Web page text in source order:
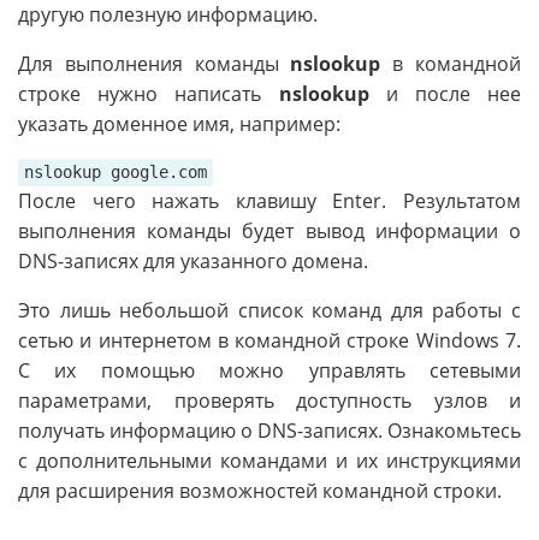
другую полезную информацию.
Для выполнения команды nslookup в командной
строке нужно написать nslookupи после нее
указать доменное имя, например:
nslookup google.com
После чего нажать клавишу Enter. Результатом
выполнения команды будет вывод информации о
DNS-записях для указанного домена.
Это лишь небольшой список команд для работы с
сетью и интернетом в командной строке Windows 7.
С их помощью можно управлять сетевыми
параметрами, проверять доступность узлов и
получать информацию о DNS-записях. Ознакомьтесь
с дополнительными командами и их инструкциями
для расширения возможностей командной строки.